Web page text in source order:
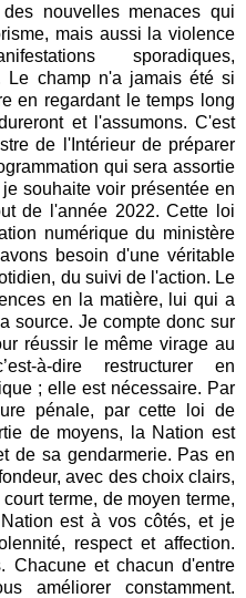
nouvelles menaces qui
mais aussi la violence
sporadiques,
Le champ n'a jamais été si
en regardant le temps long
et l'assumons. C'est
de l'Intérieur de préparer
qui sera assortie
souhaite voir présentée en
de l'année 2022. Cette loi
numérique du ministère
besoin d'une véritable
du suivi de l'action. Le
en la matière, lui qui a
source. Je compte donc sur
réussir le même virage au
à-dire restructurer en
; elle est nécessaire. Par
pénale, par cette loi de
de moyens, la Nation est
de sa gendarmerie. Pas en
avec des choix clairs,
terme, de moyen terme,
est à vos côtés, et je
respect et affection.
Chacune et chacun d'entre
améliorer constamment.